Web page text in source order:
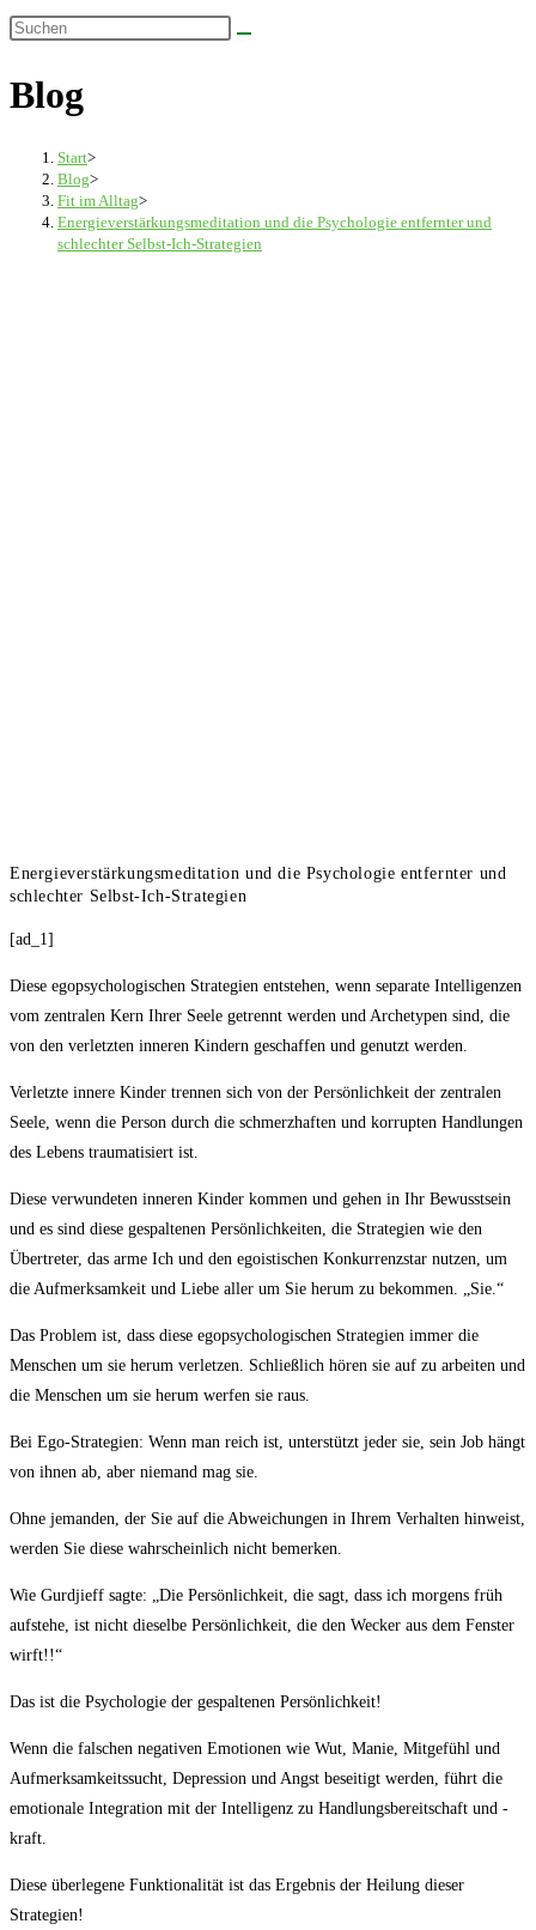
umschalten
Diese
durchsuchen
Blog
Start>
Blog>
Fit im Alltag>
Energieverstärkungsmeditation und die Psychologie entfernter und
schlechter Selbst-Ich-Strategien
Energieverstärkungsmeditation und die Psychologie entfernter und
schlechter Selbst-Ich-Strategien
[ad_1]
Diese egopsychologischen Strategien entstehen, wenn separate Intelligenzen
vom zentralen Kern Ihrer Seele getrennt werden und Archetypen sind, die
von den verletzten inneren Kindern geschaffen und genutzt werden.
Verletzte innere Kinder trennen sich von der Persönlichkeit der zentralen
Seele, wenn die Person durch die schmerzhaften und korrupten Handlungen
des Lebens traumatisiert ist.
Diese verwundeten inneren Kinder kommen und gehen in Ihr Bewusstsein
und es sind diese gespaltenen Persönlichkeiten, die Strategien wie den
Übertreter, das arme Ich und den egoistischen Konkurrenzstar nutzen, um
die Aufmerksamkeit und Liebe aller um Sie herum zu bekommen. „Sie.“
Das Problem ist, dass diese egopsychologischen Strategien immer die
Menschen um sie herum verletzen. Schließlich hören sie auf zu arbeiten und
die Menschen um sie herum werfen sie raus.
Bei Ego-Strategien: Wenn man reich ist, unterstützt jeder sie, sein Job hängt
von ihnen ab, aber niemand mag sie.
Ohne jemanden, der Sie auf die Abweichungen in Ihrem Verhalten hinweist,
werden Sie diese wahrscheinlich nicht bemerken.
Wie Gurdjieff sagte: „Die Persönlichkeit, die sagt, dass ich morgens früh
aufstehe, ist nicht dieselbe Persönlichkeit, die den Wecker aus dem Fenster
wirft!!“
Das ist die Psychologie der gespaltenen Persönlichkeit!
Wenn die falschen negativen Emotionen wie Wut, Manie, Mitgefühl und
Aufmerksamkeitssucht, Depression und Angst beseitigt werden, führt die
emotionale Integration mit der Intelligenz zu Handlungsbereitschaft und -
kraft.
Diese überlegene Funktionalität ist das Ergebnis der Heilung dieser
Strategien!